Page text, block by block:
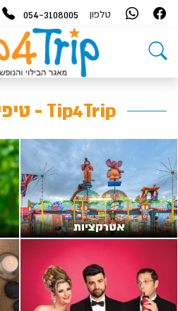
טלפון 054-3108005
Tip4Trip - טיפים למטייל
אטרקציות